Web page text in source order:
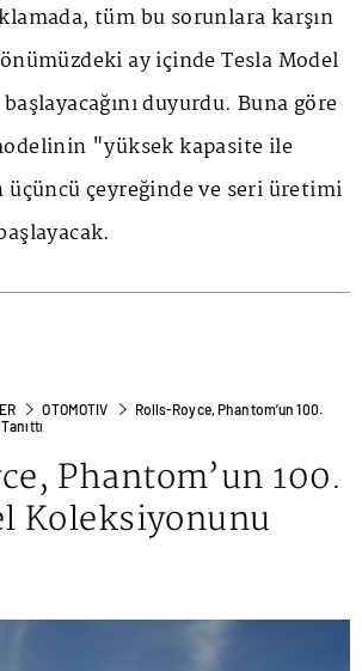
tüm bu sorunlara karşın
ay içinde Tesla Model
başlayacağını duyurdu. Buna göre
"yüksek kapasite ile
üçüncü çeyreğinde ve seri üretimi
OTOMOTIV
Rolls-Royce, Phantom’un 100.
Phantom’un 100.
Koleksiyonunu